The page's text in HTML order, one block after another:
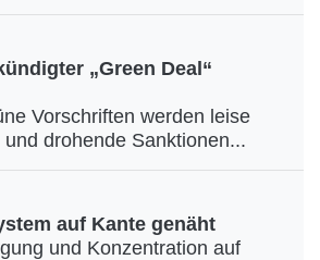
„Green Deal“
Vorschriften werden leise
drohende Sanktionen...
auf Kante genäht
und Konzentration auf